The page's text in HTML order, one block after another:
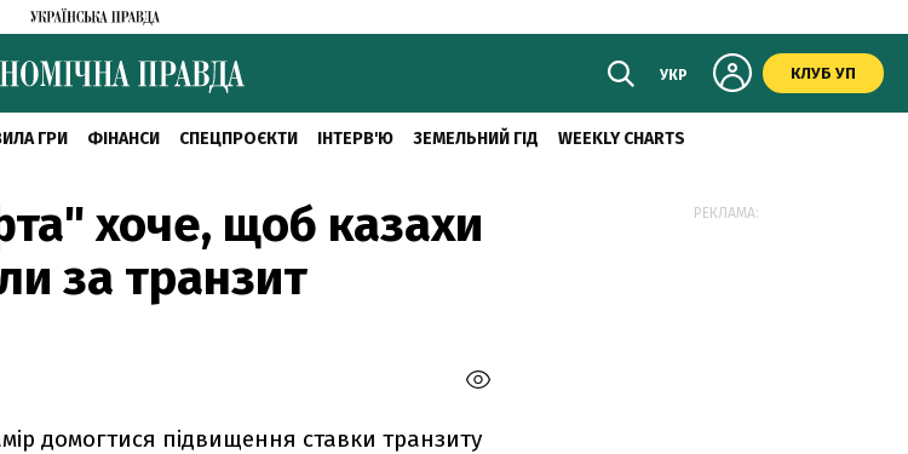
УКР КЛУБ УП
ГРИ ФІНАНСИ СПЕЦПРОЄКТИ ІНТЕРВ'Ю ЗЕМЕЛЬНИЙ ГІД WEEKLY CHARTS
хоче, щоб казахи
за транзит
домогтися підвищення ставки транзиту
РЕКЛАМА: